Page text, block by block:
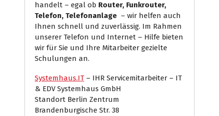
handelt – egal ob Router, Funkrouter,
Telefon, Telefonanlage – wir helfen auch
Ihnen schnell und zuverlässig. Im Rahmen
unserer Telefon und Internet – Hilfe bieten
wir für Sie und Ihre Mitarbeiter gezielte
Schulungen an.
Systemhaus.IT – IHR Servicemitarbeiter – IT
& EDV Systemhaus GmbH
Standort Berlin Zentrum
Brandenburgische Str. 38